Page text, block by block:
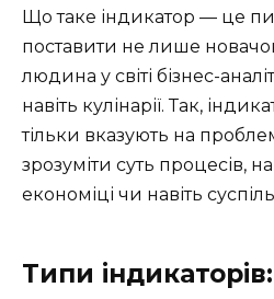
Що таке індикатор — це
поставити не лише
людина у світі бізнес-
навіть кулінарії. Так,
тільки вказують на
зрозуміти суть процесів,
економіці чи навіть
Типи